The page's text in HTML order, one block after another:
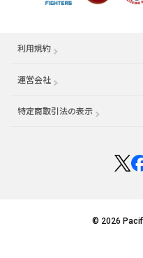
利用規約
運営会社 （別ウィンドウで開く）
特定商取引法の表示
© 2026